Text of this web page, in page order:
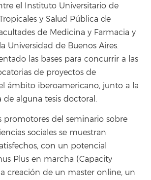
el Instituto Universitario de
y Salud Pública de
de Medicina y Farmacia y
Universidad de Buenos Aires.
las bases para concurrir a las
de proyectos de
ámbito iberoamericano, junto a la
de alguna tesis doctoral.
promotores del seminario sobre
sociales se muestran
con un potencial
Plus en marcha (Capacity
creación de un master online, un